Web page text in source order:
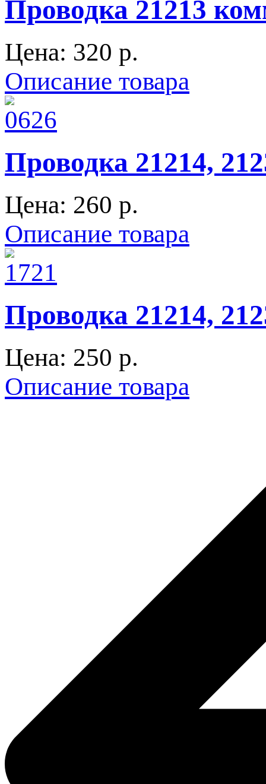
Проводка 21213
Цена: 320 p.
Описание товара
Проводка 21214,
Цена: 260 p.
Описание товара
Проводка 21214,
Цена: 250 p.
Описание товара